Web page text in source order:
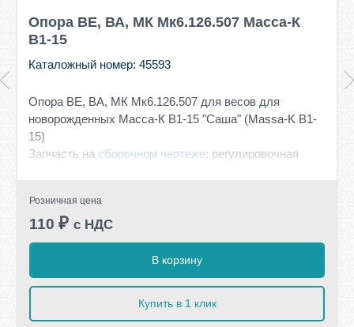
Опора ВЕ, ВА, МК Мк6.126.507 Масса-К
В1-15
Каталожный номер: 45593
Опора ВЕ, ВА, МК Мк6.126.507 для весов для
новорожденных Масса-К В1-15 "Саша" (Massa-K B1-
15)
Запчасть на сборочном чертеже: регулировочная
Розничная цена
110 ₽ с НДС
В корзину
Купить в 1 клик